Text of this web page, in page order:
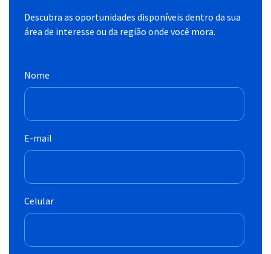
Descubra as oportunidades disponíveis dentro da sua
área de interesse ou da região onde você mora.
Nome
E-mail
Celular